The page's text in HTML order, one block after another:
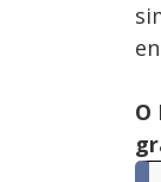
the
key
the
O